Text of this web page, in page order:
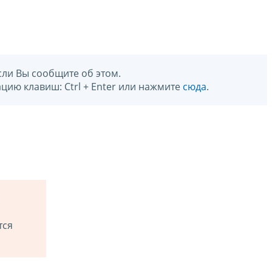
Вы сообщите об этом.
клавиш: Ctrl + Enter или нажмите сюда.